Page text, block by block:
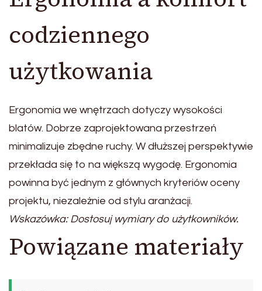
codziennego
użytkowania
Ergonomia we wnętrzach dotyczy wysokości
blatów. Dobrze zaprojektowana przestrzeń
minimalizuje zbędne ruchy. W dłuższej perspektywie
przekłada się to na większą wygodę. Ergonomia
powinna być jednym z głównych kryteriów oceny
projektu, niezależnie od stylu aranżacji.
Wskazówka: Dostosuj wymiary do użytkowników.
Powiązane materiały